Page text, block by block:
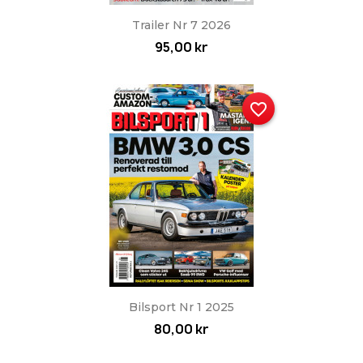
Trailer Nr 7 2026
95,00 kr
Bilsport Nr 1 2025
80,00 kr
favorite_border